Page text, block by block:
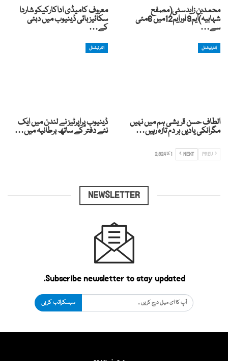
محمدبن زایدسٹی(مصفح
شہابیہ)ایم9 اورایم12میں 6مئی
سے…
معروف کامیڈی اداکارکیکو شاردا
سکائیز بائی ڈینیوب میں دبئی
کے…
انٹرنیشنل
الطاف حسن قریشی ہم میں نہیں
مگرانکی یادیں ہر دم تازہ رہیں…
انٹرنیشنل
ڈینیوب پراپرٹیز نے لندن میں ایک
نئے دفتر کے ساتھ برطانیہ میں…
NEXT 1 کا 2,824
NEWSLETTER
Subscribe newsletter to stay updated.
سبسکرائب کریں